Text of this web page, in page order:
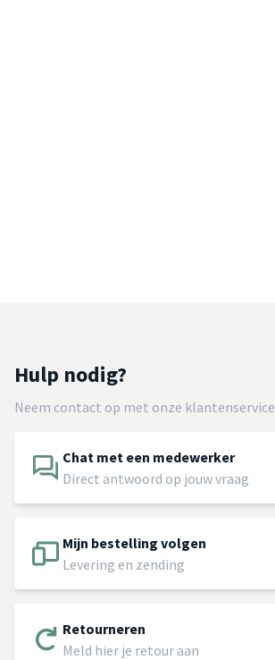
Hulp nodig?
Neem contact op met onze klantenservice
Chat met een medewerker
Direct antwoord op jouw vraag
Mijn bestelling volgen
Levering en zending
Retourneren
Meld hier je retour aan